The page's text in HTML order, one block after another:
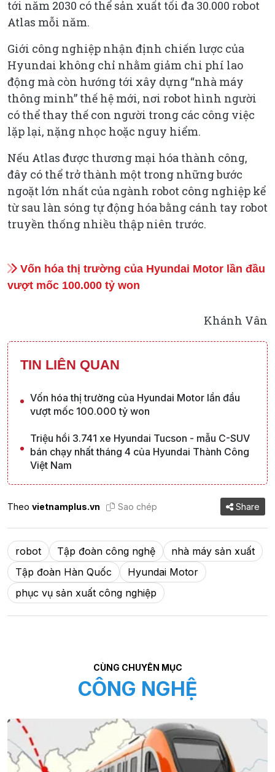
tới năm 2030 có thể sản xuất tối đa 30.000 robot
Atlas mỗi năm.
Giới công nghiệp nhận định chiến lược của
Hyundai không chỉ nhằm giảm chi phí lao
động mà còn hướng tới xây dựng “nhà máy
thông minh” thế hệ mới, nơi robot hình người
có thể thay thế con người trong các công việc
lặp lại, nặng nhọc hoặc nguy hiểm.
Nếu Atlas được thương mại hóa thành công,
đây có thể trở thành một trong những bước
ngoặt lớn nhất của ngành robot công nghiệp kể
từ sau làn sóng tự động hóa bằng cánh tay robot
truyền thống nhiều thập niên trước.
Vốn hóa thị trường của Hyundai Motor lần đầu
vượt mốc 100.000 tỷ won
Khánh Vân
TIN LIÊN QUAN
Vốn hóa thị trường của Hyundai Motor lần đầu
vượt mốc 100.000 tỷ won
Triệu hồi 3.741 xe Hyundai Tucson - mẫu C-SUV
bán chạy nhất tháng 4 của Hyundai Thành Công
Việt Nam
Theo vietnamplus.vn Sao chép Share
robot Tập đoàn công nghệ
nhà máy sản xuất
Tập đoàn Hàn Quốc
Hyundai Motor
phục vụ sản xuất công nghiệp
CÙNG CHUYÊN MỤC
CÔNG NGHỆ